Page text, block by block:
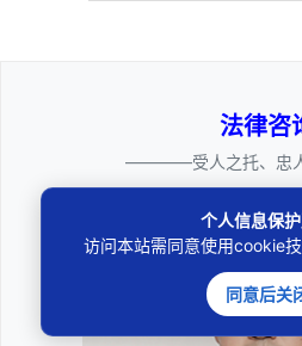
法律咨
————受人之托、
个人信息保
访问本站需同意使用cookie技
同意后关